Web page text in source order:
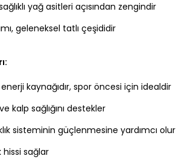
yağ asitleri açısından zengindir
geleneksel tatlı çeşididir
kaynağıdır, spor öncesi için idealdir
kalp sağlığını destekler
sisteminin güçlenmesine yardımcı olur
hissi sağlar